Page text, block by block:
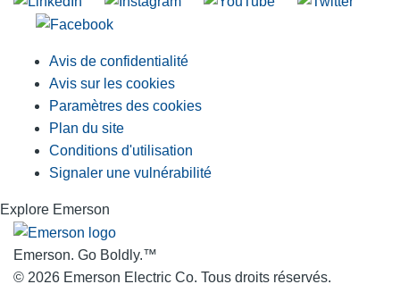
Avis de confidentialité
Avis sur les cookies
Paramètres des cookies
Plan du site
Conditions d'utilisation
Signaler une vulnérabilité
Explore Emerson
Emerson. Go Boldly.™
© 2026 Emerson Electric Co. Tous droits réservés.